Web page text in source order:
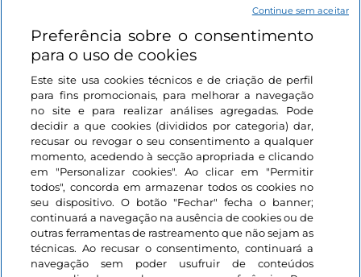
Ligações úteis
Iniciar sessão
Mantenha-se em contacto
Preferência sobre o consentimento
para o uso de cookies
Este site usa cookies técnicos e de criação de perfil
para fins promocionais, para melhorar a navegação
no site e para realizar análises agregadas. Pode
decidir a que cookies (divididos por categoria) dar,
recusar ou revogar o seu consentimento a qualquer
momento, acedendo à secção apropriada e clicando
em "Personalizar cookies". Ao clicar em "Permitir
todos", concorda em armazenar todos os cookies no
seu dispositivo. O botão "Fechar" fecha o banner;
continuará a navegação na ausência de cookies ou de
outras ferramentas de rastreamento que não sejam as
técnicas. Ao recusar o consentimento, continuará a
navegação sem poder usufruir de conteúdos
Continue sem aceitar